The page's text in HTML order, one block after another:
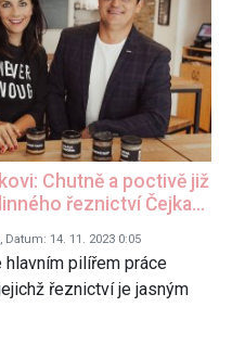
Chutně a poctivě již
řeznictví Čejka…
14. 11. 2023 0:05
pilířem práce
řeznictví je jasným